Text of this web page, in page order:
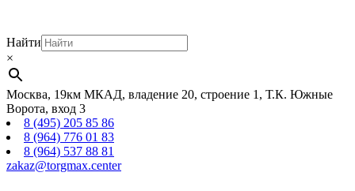
Найти
×
Москва, 19км МКАД, владение 20, строение 1, Т.К. Южные
Ворота, вход 3
8 (495) 205 85 86
8 (964) 776 01 83
8 (964) 537 88 81
zakaz@torgmax.center